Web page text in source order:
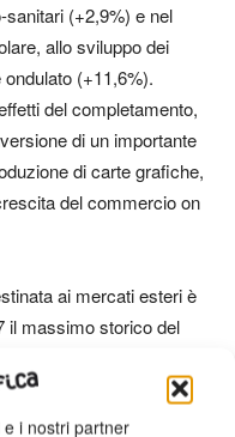
i nostri partner
(+2,9%) e nel
allo sviluppo dei
(+11,6%).
del completamento,
di un importante
di carte grafiche,
del commercio on
ai mercati esteri è
il massimo storico del